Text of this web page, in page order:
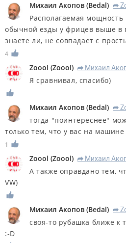
Михаил Акопов (Bedal) R
Располагаемая мощность
обычной езды у фрицев выше в
знаете ли, не совпадает с
4
Zoool (Zoool) R Михаил
Я сравнивал, спасибо)
Михаил Акопов (Bedal) R
тогда "поинтереснее"
только тем, что у вас на
1
Zoool (Zoool) R Михаил
А также оправдано тем,
VW)
Михаил Акопов (Bedal) R
своя-то рубашка ближе к
:-D